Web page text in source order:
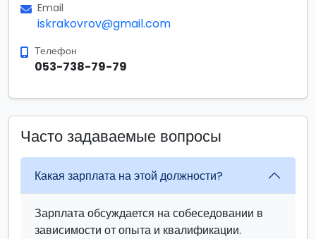
Email
iskrakovrov@gmail.com
Телефон
053-738-79-79
Часто задаваемые вопросы
Какая зарплата на этой должности?
Зарплата обсуждается на собеседовании в
зависимости от опыта и квалификации.